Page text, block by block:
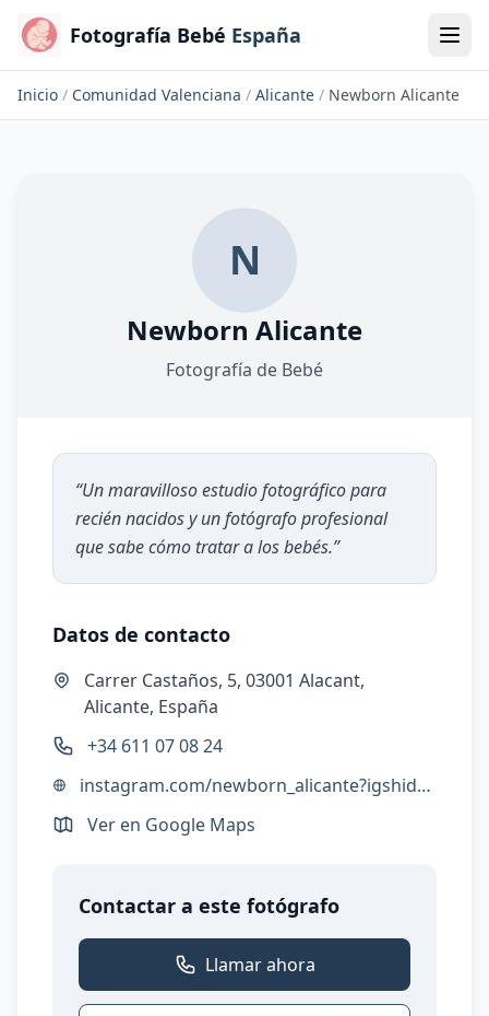
Fotografía Bebé España
Inicio / Comunidad Valenciana / Alicante / Newborn Alicante
N
Newborn Alicante
Fotografía de Bebé
“Un maravilloso estudio fotográfico para
recién nacidos y un fotógrafo profesional
que sabe cómo tratar a los bebés.”
Datos de contacto
Carrer Castaños, 5, 03001 Alacant,
Alicante, España
+34 611 07 08 24
instagram.com/newborn_alicante?igshid=MWZjMTM2ODFkZg==
Ver en Google Maps
Contactar a este fotógrafo
Llamar ahora